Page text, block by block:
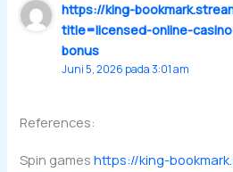
https://king-
title=licensed-online-
bonus
Juni 5, 2026 pada 3:01 am
References:
Spin gameshttps://king-